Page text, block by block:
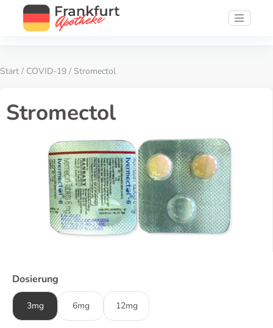
Start / COVID-19 / Stromectol
Stromectol
Dosierung
3mg 6mg 12mg